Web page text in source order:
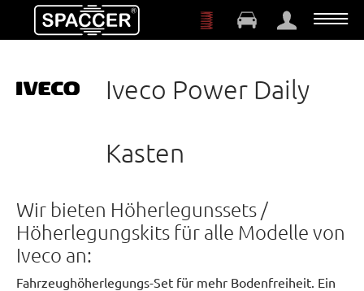
Zum Hauptinhalt springen
Iveco Power Daily
Kasten
Wir bieten Höherlegunssets /
Höherlegungskits für alle Modelle von
Iveco an:
Fahrzeughöherlegungs-Set für mehr Bodenfreiheit. Ein